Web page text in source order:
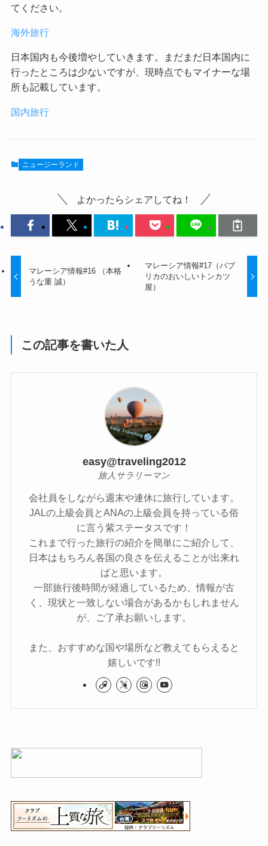
てください。
海外旅行
日本国内も今後増やしていきます。まだまだ日本国内に
行ったところは少ないですが、現時点でもマイナーな場
所も記載しています。
国内旅行
ニュージーランド
よかったらシェアしてね！
マレーシア情報#16 （本格
うな重 誠）
マレーシア情報#17（パブ
リカのおいしいトンカツ
屋）
この記事を書いた人
easy@traveling2012
旅人サラリーマン
会社員をしながら週末や連休に旅行しています。
JALの上級会員とANAの上級会員を持っている俗
に言う紫ステータスです！
これまで行った旅行の紹介を簡単にご紹介して、
日本はもちろん各国の良さを伝えることが出来れ
ばと思います。
一部旅行後時間が経過しているため、情報が古
く、現状と一致しない場合があるかもしれません
が、ご了承お願いします。
また、おすすめな国や場所など教えてもらえると
嬉しいです!!